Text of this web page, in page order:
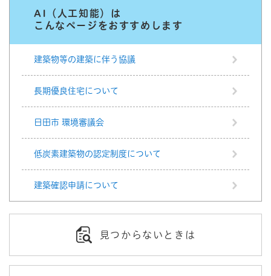
AI（人工知能）は
こんなページをおすすめします
建築物等の建築に伴う協議
長期優良住宅について
日田市 環境審議会
低炭素建築物の認定制度について
建築確認申請について
見つからないときは